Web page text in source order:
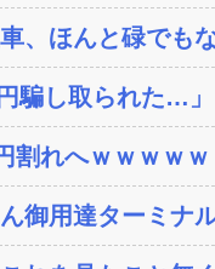
、ほんと碌でも
騙し取られた…
割れへｗｗｗｗｗ
御用達ターミナ